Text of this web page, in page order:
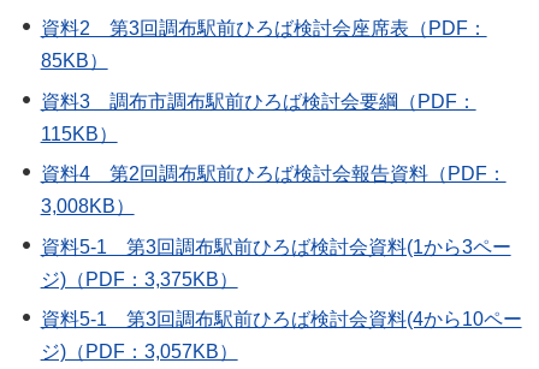
資料2 第3回調布駅前ひろば検討会座席表（PDF：
85KB）
資料3 調布市調布駅前ひろば検討会要綱（PDF：
115KB）
資料4 第2回調布駅前ひろば検討会報告資料（PDF：
3,008KB）
資料5-1 第3回調布駅前ひろば検討会資料(1から3ペー
ジ)（PDF：3,375KB）
資料5-1 第3回調布駅前ひろば検討会資料(4から10ペー
ジ)（PDF：3,057KB）